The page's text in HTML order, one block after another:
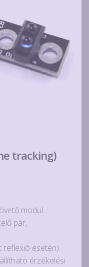
tracking)
modul
pár,
reflexió esetén)
érzékelési